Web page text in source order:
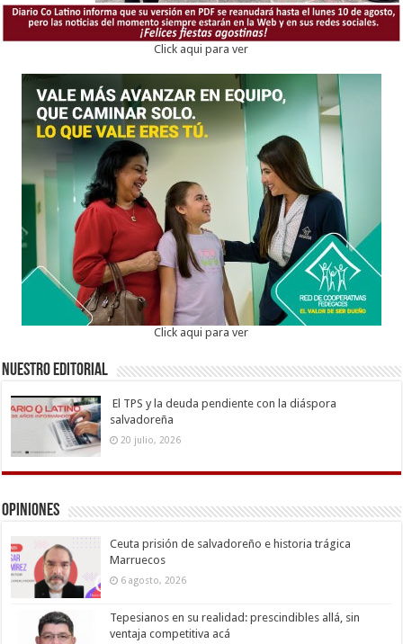
Click aqui para ver
Click aqui para ver
Nuestro Editorial
El TPS y la deuda pendiente con la diáspora
salvadoreña
20 julio, 2026
Opiniones
Ceuta prisión de salvadoreño e historia trágica
Marruecos
6 agosto, 2026
Tepesianos en su realidad: prescindibles allá, sin
ventaja competitiva acá